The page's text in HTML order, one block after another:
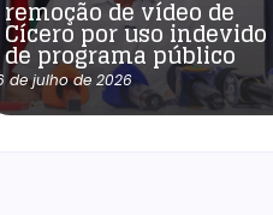
remoção de vídeo de
Cícero por uso indevido
de programa público
de julho de 2026